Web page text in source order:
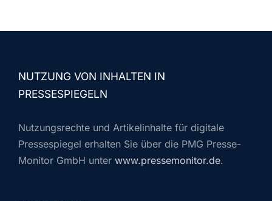
NUTZUNG VON INHALTEN IN
PRESSESPIEGELN
Nutzungsrechte und Artikelinhalte für digitale
Pressespiegel erhalten Sie über die PMG Presse-
Monitor GmbH unter www.pressemonitor.de.